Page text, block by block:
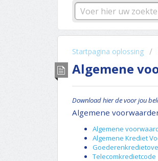
Startpagina oplossing
Algemene
Download hier de voor jou
Algemene
Algemene
Algemene Krediet
Telecomkredietcode